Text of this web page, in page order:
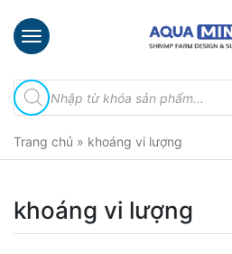
×
chủ
thiệu
phẩm
Đầu
Tìm
kiếm
sản
Trang chủ » khoáng vi lượng
khoáng vi lượng